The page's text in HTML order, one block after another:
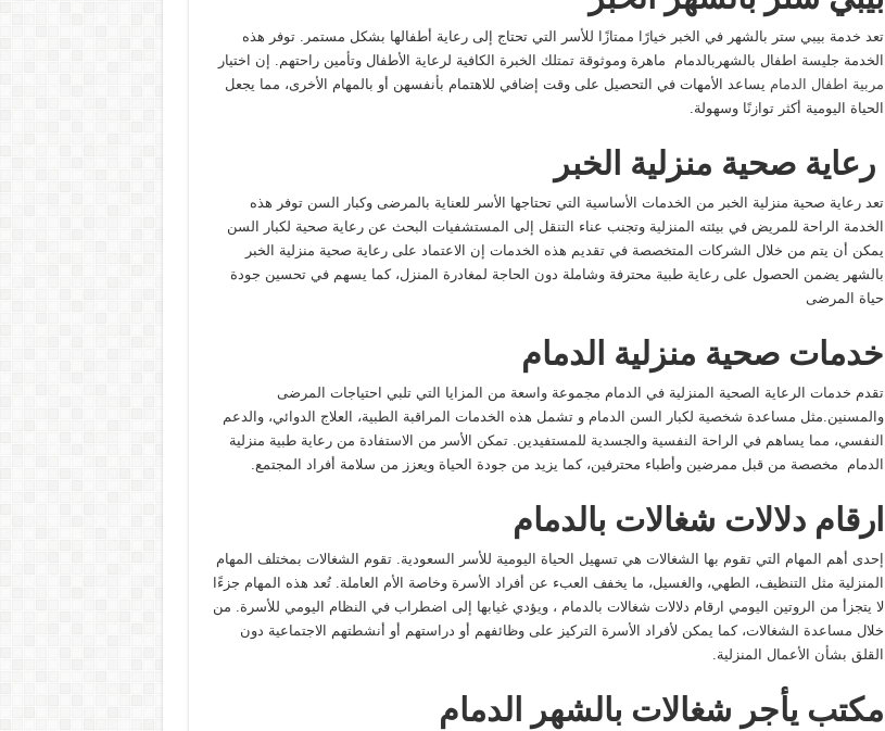
تعد خدمة بيبي ستر بالشهر في الخبر خيارًا ممتازًا للأسر التي تحتاج إلى رعاية أطفالها بشكل مستمر. توفر هذه
الخدمة جليسة اطفال بالشهربالدمام ماهرة وموثوقة تمتلك الخبرة الكافية لرعاية الأطفال وتأمين راحتهم. إن اختيار
مربية اطفال الدمام يساعد الأمهات في التحصيل على وقت إضافي للاهتمام بأنفسهن أو بالمهام الأخرى، مما يجعل
الحياة اليومية أكثر توازنًا وسهولة.
رعاية صحية منزلية الخبر
تعد رعاية صحية منزلية الخبر من الخدمات الأساسية التي تحتاجها الأسر للعناية بالمرضى وكبار السن توفر هذه
الخدمة الراحة للمريض في بيئته المنزلية وتجنب عناء التنقل إلى المستشفيات البحث عن رعاية صحية لكبار السن
يمكن أن يتم من خلال الشركات المتخصصة في تقديم هذه الخدمات إن الاعتماد على رعاية صحية منزلية الخبر
بالشهر يضمن الحصول على رعاية طبية محترفة وشاملة دون الحاجة لمغادرة المنزل، كما يسهم في تحسين جودة
حياة المرضى
خدمات صحية منزلية الدمام
تقدم خدمات الرعاية الصحية المنزلية في الدمام مجموعة واسعة من المزايا التي تلبي احتياجات المرضى
والمسنين.مثل مساعدة شخصية لكبار السن الدمام و تشمل هذه الخدمات المراقبة الطبية، العلاج الدوائي، والدعم
النفسي، مما يساهم في الراحة النفسية والجسدية للمستفيدين. تمكن الأسر من الاستفادة من رعاية طبية منزلية
الدمام مخصصة من قبل ممرضين وأطباء محترفين، كما يزيد من جودة الحياة ويعزز من سلامة أفراد المجتمع.
ارقام دلالات شغالات بالدمام
إحدى أهم المهام التي تقوم بها الشغالات هي تسهيل الحياة اليومية للأسر السعودية. تقوم الشغالات بمختلف المهام
المنزلية مثل التنظيف، الطهي، والغسيل، ما يخفف العبء عن أفراد الأسرة وخاصة الأم العاملة. تُعد هذه المهام جزءًا
لا يتجزأ من الروتين اليومي ارقام دلالات شغالات بالدمام ، ويؤدي غيابها إلى اضطراب في النظام اليومي للأسرة. من
خلال مساعدة الشغالات، كما يمكن لأفراد الأسرة التركيز على وظائفهم أو دراستهم أو أنشطتهم الاجتماعية دون
القلق بشأن الأعمال المنزلية.
مكتب يأجر شغالات بالشهر الدمام